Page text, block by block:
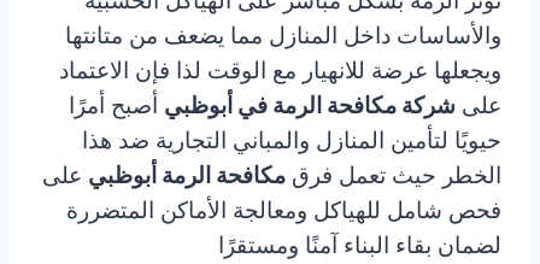
والأساسات داخل المنازل مما يضعف من متانتها
ويجعلها عرضة للانهيار مع الوقت لذا فإن الاعتماد
على شركة مكافحة الرمة في أبوظبي أصبح أمرًا
حيويًا لتأمين المنازل والمباني التجارية ضد هذا
الخطر حيث تعمل فرق مكافحة الرمة أبوظبي على
فحص شامل للهياكل ومعالجة الأماكن المتضررة
لضمان بقاء البناء آمنًا ومستقرًا